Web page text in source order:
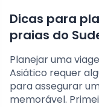
Dicas para
praias do
Planejar uma
Asiático requer
para assegurar
memorável.